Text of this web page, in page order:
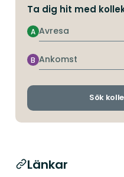
Ta dig hit med
Avresa
A
Ankomst
B
Sök
Länkar